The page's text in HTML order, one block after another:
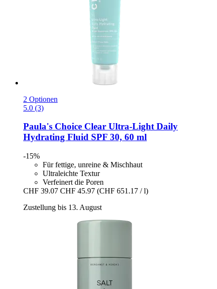
2 Optionen
5.0 (3)
Paula's Choice Clear Ultra-​Light Daily
Hydrating Fluid SPF 30, 60 ml
-15%
Für fettige, unreine & Mischhaut
Ultraleichte Textur
Verfeinert die Poren
CHF 39.07 CHF 45.97 (CHF 651.17 / l)
Zustellung bis 13. August